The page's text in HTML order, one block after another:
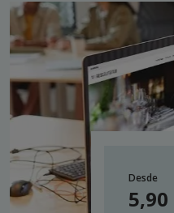
Desde
5,90